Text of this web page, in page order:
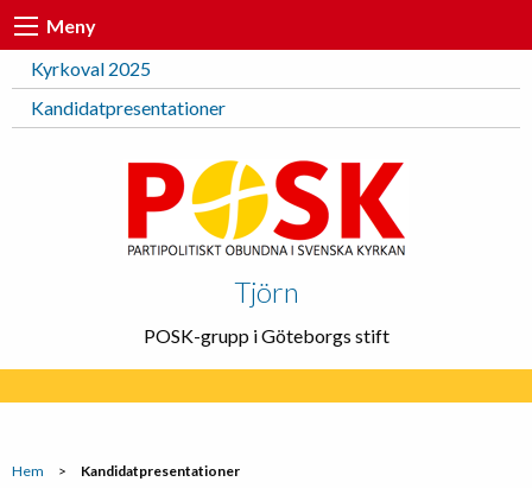
Meny
Kyrkoval 2025
Kandidatpresentationer
Tjörn
POSK-grupp i Göteborgs stift
Hem > Kandidatpresentationer